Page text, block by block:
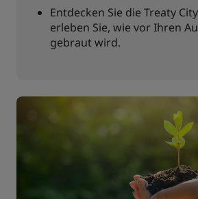
Entdecken Sie die Treaty
erleben Sie, wie vor Ihren
gebraut wird.